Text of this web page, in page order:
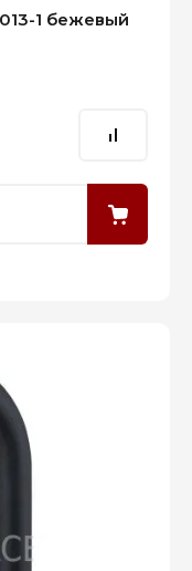
1 бежевый